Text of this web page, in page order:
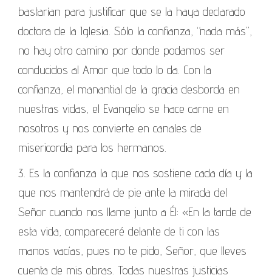
bastarían para justificar que se la haya declarado
doctora de la Iglesia. Sólo la confianza, “nada más”,
no hay otro camino por donde podamos ser
conducidos al Amor que todo lo da. Con la
confianza, el manantial de la gracia desborda en
nuestras vidas, el Evangelio se hace carne en
nosotros y nos convierte en canales de
misericordia para los hermanos.
3. Es la confianza la que nos sostiene cada día y la
que nos mantendrá de pie ante la mirada del
Señor cuando nos llame junto a Él: «En la tarde de
esta vida, compareceré delante de ti con las
manos vacías, pues no te pido, Señor, que lleves
cuenta de mis obras. Todas nuestras justicias